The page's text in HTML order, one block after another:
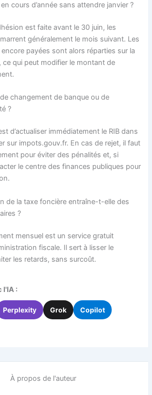
cours d’année sans attendre janvier ?
est faite avant le 30 juin, les
généralement le mois suivant. Les
payées sont alors réparties sur la
ce qui peut modifier le montant de
changement de banque ou de
?
d’actualiser immédiatement le RIB dans
sur impots.gouv.fr. En cas de rejet, il faut
pour éviter des pénalités et, si
le centre des finances publiques pour
de la taxe foncière entraîne-t-elle des
?
mensuel est un service gratuit
fiscale. Il sert à lisser le
les retards, sans surcoût.
l'IA :
Perplexity Grok Copilot
À propos de l'auteur